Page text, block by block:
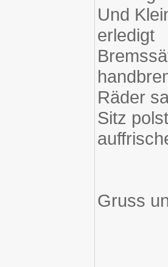
Und
erledigt
Räder
Sitz
Gruss